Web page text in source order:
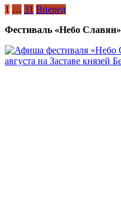
Пагинация
1 … 31 Вперед
Фестиваль «Небо